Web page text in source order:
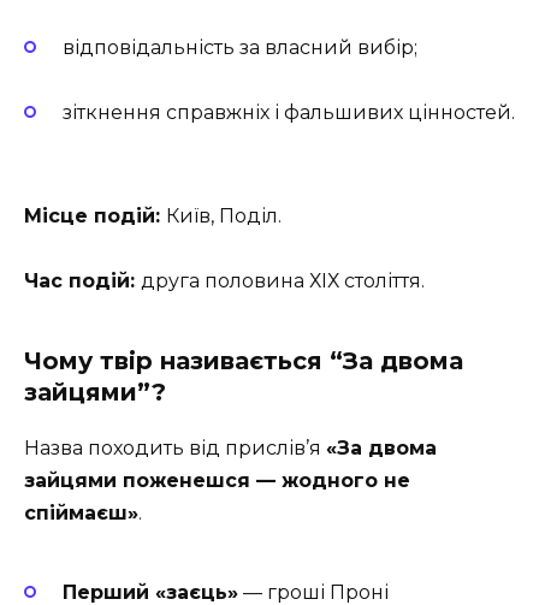
відповідальність за власний вибір;
зіткнення справжніх і фальшивих цінностей.
Місце подій: Київ, Поділ.
Час подій: друга половина ХІХ століття.
Чому твір називається “За двома
зайцями”?
Назва походить від прислів’я «За двома
зайцями поженешся — жодного не
спіймаєш».
Перший «заєць» — гроші Проні